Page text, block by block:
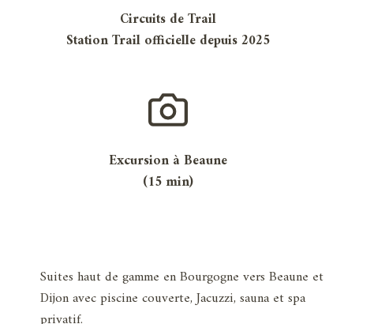
Circuits de Trail
Station Trail officielle depuis 2025
Excursion à Beaune
(15 min)
Suites haut de gamme en Bourgogne vers Beaune et
Dijon avec piscine couverte, Jacuzzi, sauna et spa